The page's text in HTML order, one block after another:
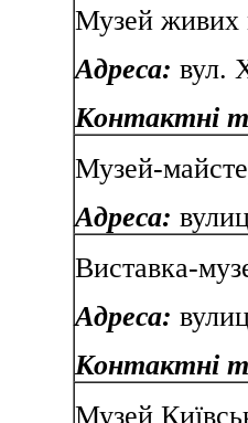
Музей живих
Адреса: вул.
Контактні
Музей-
Адреса:
Виставка-
Адреса:
Контактні
Музей